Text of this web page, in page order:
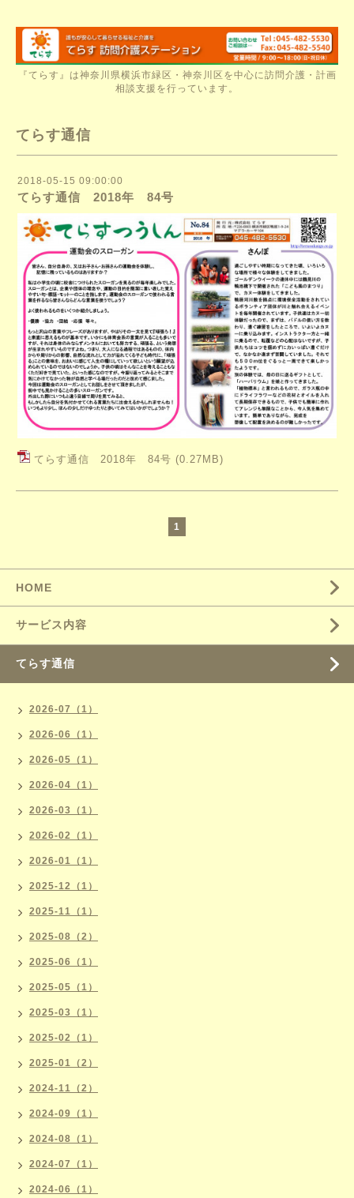
『てらす』は神奈川県横浜市緑区・神奈川区を中心に訪問介護・計画
相談支援を行っています。
てらす通信
2018-05-15 09:00:00
てらす通信 2018年 84号
てらす通信 2018年 84号 (0.27MB)
1
HOME
サービス内容
てらす通信
2026-07（1）
2026-06（1）
2026-05（1）
2026-04（1）
2026-03（1）
2026-02（1）
2026-01（1）
2025-12（1）
2025-11（1）
2025-08（2）
2025-06（1）
2025-05（1）
2025-03（1）
2025-02（1）
2025-01（2）
2024-11（2）
2024-09（1）
2024-08（1）
2024-07（1）
2024-06（1）